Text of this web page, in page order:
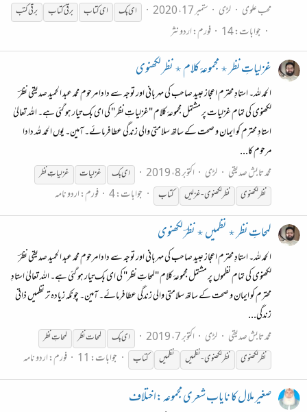
محب علوی
لڑی ستمبر 17، 2020 ایبک ایکتاب برقی کتاب برقی کتب
جوابات: 14 فورم:اردو نثر
غزلیاتِ نظر ٭ مجموعۂ کلام ٭ نظر لکھنوی
الحمد للہ۔ استادِ محترم اعجاز عبید صاحب کی مہربانی اور توجہ سے دادا مرحوم محمد عبد الحمید صدیقی نظرؔ
لکھنوی کی تمام غزلیات پر مشتمل مجموعۂ کلام "غزلیاتِ نظر" کی ای بک تیار ہو گئی ہے۔ اللہ تعالیٰ
استادِ محترم کو ایمان و صحت کے ساتھ سلامتی والی زندگی عطا فرمائے۔ آمین۔ یوں الحمد للہ دادا
مرحوم کا...
محمد تابش صدیقی
لڑی اکتوبر 8، 2019 ایبک غزلیات
غزلیاتِ نظر
نظر لکھنوی
نظر لکھنوی - غزلیں کتاب جوابات: 4 فورم:اردو نامہ
لمحاتِ نظر ٭ نظمیں ٭ نظرؔ لکھنوی
الحمد للہ۔ استادِ محترم اعجاز عبید صاحب کی مہربانی اور توجہ سے دادا مرحوم محمد عبد الحمید صدیقی نظرؔ
لکھنوی کی تمام نظموں پر مشتمل مجموعۂ کلام "لمحاتِ نظر" کی ای بک تیار ہو گئی ہے۔ اللہ تعالیٰ استادِ
محترم کو ایمان و صحت کے ساتھ سلامتی والی زندگی عطا فرمائے۔ آمین۔ چونکہ زیادہ تر نظمیں ذاتی
زندگی...
محمد تابش صدیقی
لڑی اکتوبر 7، 2019 ایبک لمحات نظر
لمحاتِ نظر
نظر لکھنوی
نظر لکھنوی - نظمیں نظمیں کتاب جوابات: 11 فورم:اردو نامہ
صغیر ملال کا نایاب شعری مجموعہ :اختلاف